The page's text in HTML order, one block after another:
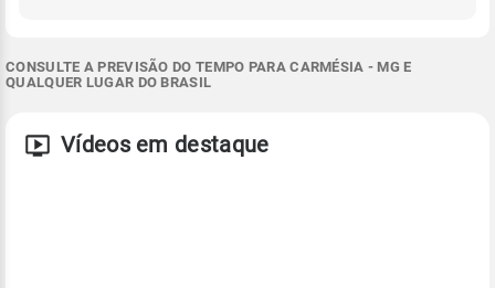
CONSULTE A PREVISÃO DO TEMPO PARA CARMÉSIA - MG E
QUALQUER LUGAR DO BRASIL
Vídeos em destaque